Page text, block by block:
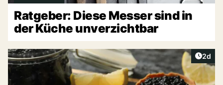
Ratgeber: Diese Messer sind in
der Küche unverzichtbar
2d